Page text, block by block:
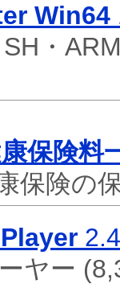
Win64
・
保険料
保険の
ヤー